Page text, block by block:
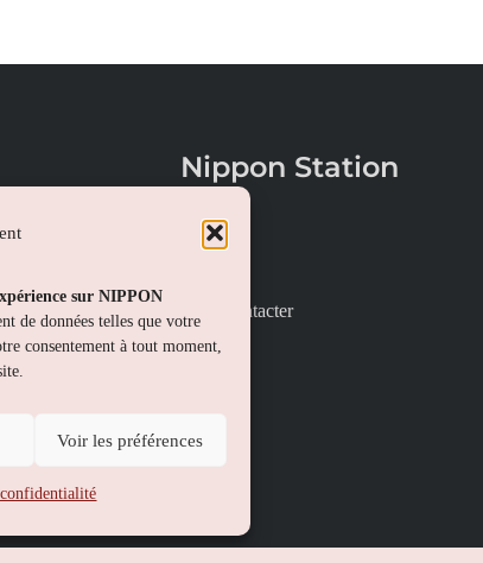
sur NIPPON
de données telles que votre
consentement à tout moment,
Voir les préférences
Nippon Station
À propos
Nous contacter